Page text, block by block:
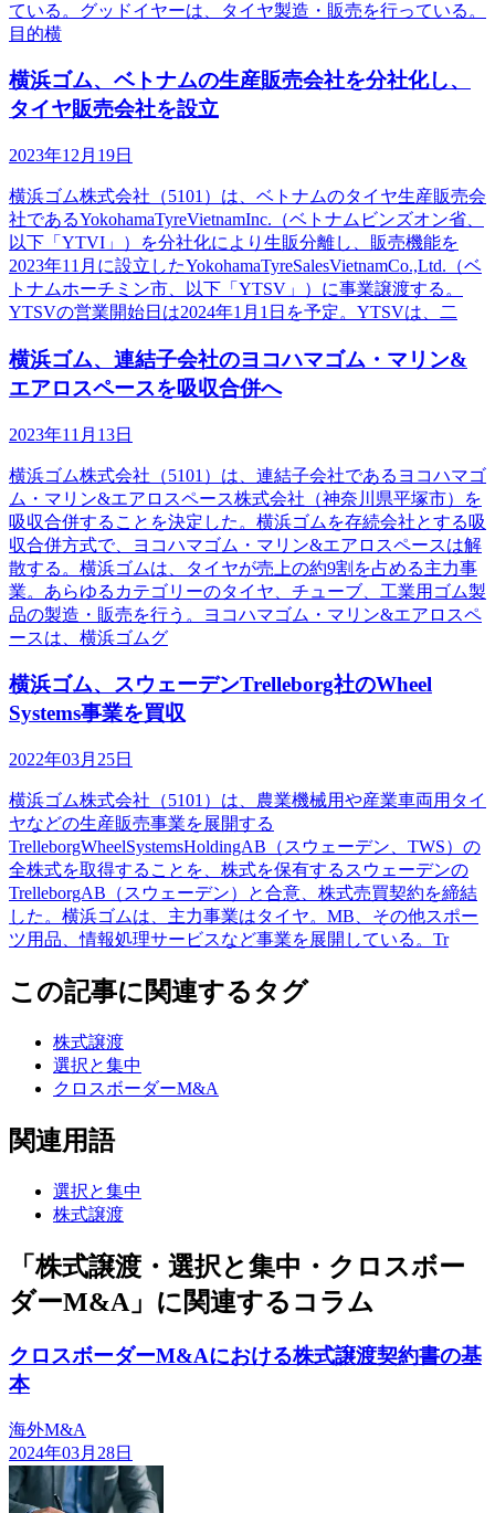
ている。グッドイヤーは、タイヤ製造・販売を行っている。
目的横
横浜ゴム、ベトナムの生産販売会社を分社化し、
タイヤ販売会社を設立
2023年12月19日
横浜ゴム株式会社（5101）は、ベトナムのタイヤ生産販売会
社であるYokohamaTyreVietnamInc.（ベトナムビンズオン省、
以下「YTVI」）を分社化により生販分離し、販売機能を
2023年11月に設立したYokohamaTyreSalesVietnamCo.,Ltd.（ベ
トナムホーチミン市、以下「YTSV」）に事業譲渡する。
YTSVの営業開始日は2024年1月1日を予定。YTSVは、二
横浜ゴム、連結子会社のヨコハマゴム・マリン&
エアロスペースを吸収合併へ
2023年11月13日
横浜ゴム株式会社（5101）は、連結子会社であるヨコハマゴ
ム・マリン&エアロスペース株式会社（神奈川県平塚市）を
吸収合併することを決定した。横浜ゴムを存続会社とする吸
収合併方式で、ヨコハマゴム・マリン&エアロスペースは解
散する。横浜ゴムは、タイヤが売上の約9割を占める主力事
業。あらゆるカテゴリーのタイヤ、チューブ、工業用ゴム製
品の製造・販売を行う。ヨコハマゴム・マリン&エアロスペ
ースは、横浜ゴムグ
横浜ゴム、スウェーデンTrelleborg社のWheel
Systems事業を買収
2022年03月25日
横浜ゴム株式会社（5101）は、農業機械用や産業車両用タイ
ヤなどの生産販売事業を展開する
TrelleborgWheelSystemsHoldingAB（スウェーデン、TWS）の
全株式を取得することを、株式を保有するスウェーデンの
TrelleborgAB（スウェーデン）と合意、株式売買契約を締結
した。横浜ゴムは、主力事業はタイヤ。MB、その他スポー
ツ用品、情報処理サービスなど事業を展開している。Tr
この記事に関連するタグ
株式譲渡
選択と集中
クロスボーダーM&A
関連用語
選択と集中
株式譲渡
「株式譲渡・選択と集中・クロスボー
ダーM&A」に関連するコラム
クロスボーダーM&Aにおける株式譲渡契約書の基
本
海外M&A
2024年03月28日